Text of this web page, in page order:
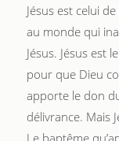
Jésus est celui
au monde qui
Jésus. Jésus est
pour que Dieu
apporte le don
délivrance. Mais
Le baptême